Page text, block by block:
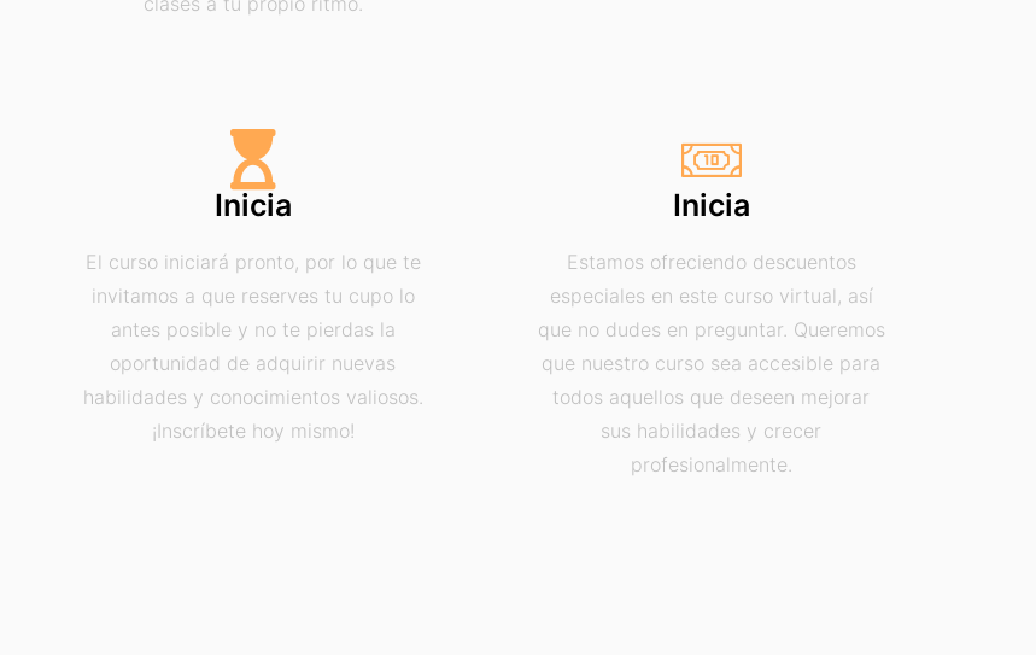
Inicia
El curso iniciará pronto, por lo que te
invitamos a que reserves tu cupo lo
antes posible y no te pierdas la
oportunidad de adquirir nuevas
habilidades y conocimientos valiosos.
¡Inscríbete hoy mismo!
Inicia
Estamos ofreciendo descuentos
especiales en este curso virtual, así
que no dudes en preguntar. Queremos
que nuestro curso sea accesible para
todos aquellos que deseen mejorar
sus habilidades y crecer
profesionalmente.